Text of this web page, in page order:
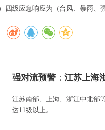
级应急响应为（台风、暴雨、
强对流预警：江苏上海
江苏南部、上海、浙江中北部
达11级以上。